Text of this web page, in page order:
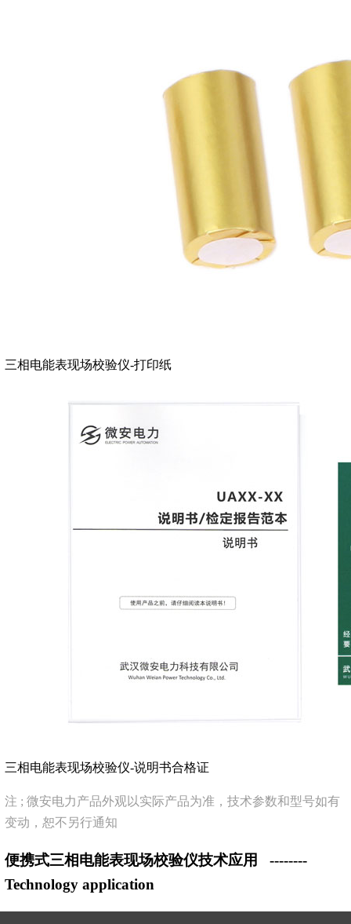
三相电能表现场校验仪-打印纸
三相电能表现场校验仪-说明书合格证
注 ; 微安电力产品外观以实际产品为准，技术参数和型号如有
变动，恕不另行通知
便携式三相电能表现场校验仪技术应用
--------
Technology application